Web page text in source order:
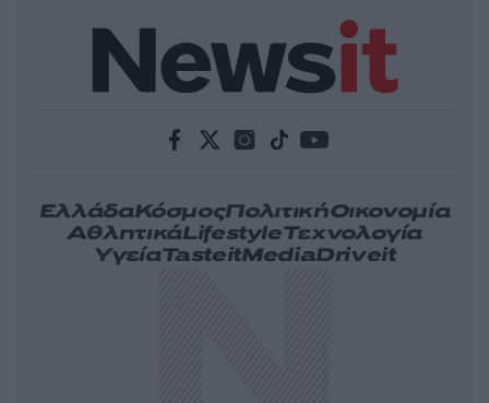
ΕλλάδαΚόσμοςΠολιτικήΟικονομία
ΑθλητικάLifestyleΤεχνολογία
ΥγείαTasteitMediaDriveit